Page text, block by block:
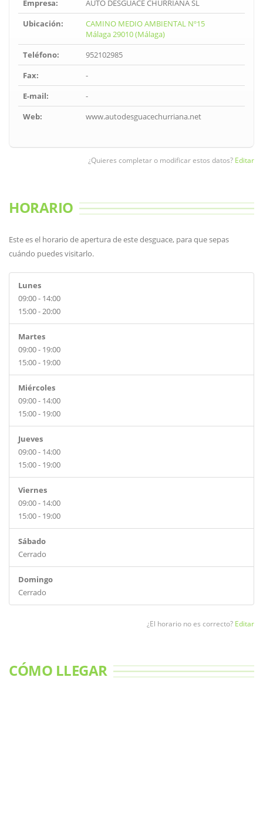
Empresa:
AUTO DESGUACE CHURRIANA SL
Ubicación:
CAMINO MEDIO AMBIENTAL Nº15
Málaga 29010 (Málaga)
Teléfono:
952102985
Fax:
-
E-mail:
-
Web:
www.autodesguacechurriana.net
¿Quieres completar o modificar estos datos? Editar
HORARIO
Este es el horario de apertura de este desguace, para que sepas
cuándo puedes visitarlo.
Lunes
09:00 - 14:00
15:00 - 20:00
Martes
09:00 - 19:00
15:00 - 19:00
Miércoles
09:00 - 14:00
15:00 - 19:00
Jueves
09:00 - 14:00
15:00 - 19:00
Viernes
09:00 - 14:00
15:00 - 19:00
Sábado
Cerrado
Domingo
Cerrado
¿El horario no es correcto? Editar
CÓMO LLEGAR